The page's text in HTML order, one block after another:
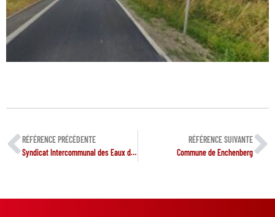
RÉFÉRENCE PRÉCÉDENTE
Syndicat Intercommunal des Eaux de Volmunster
RÉFÉRENCE SUIVANTE
Commune de Enchenberg